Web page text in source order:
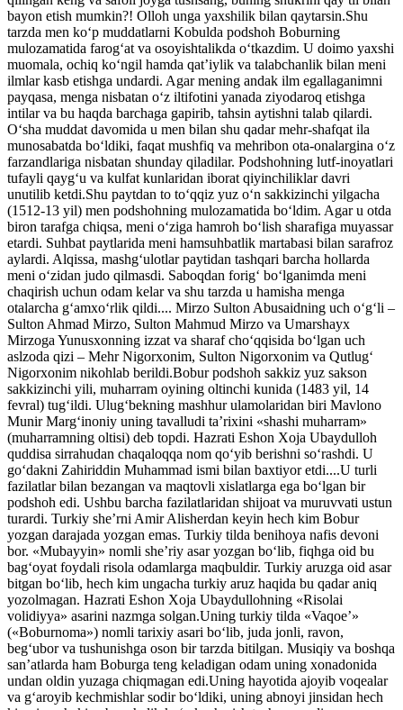
bayon etish mumkin?! Olloh unga yaxshilik bilan qaytarsin.Shu
tarzda men ko‘p muddatlarni Kobulda podshoh Boburning
mulozamatida farog‘at va osoyishtalikda o‘tkazdim. U doimo yaxshi
muomala, ochiq ko‘ngil hamda qat’iylik va talabchanlik bilan meni
ilmlar kasb etishga undardi. Agar mening andak ilm egallaganimni
payqasa, menga nisbatan o‘z iltifotini yanada ziyodaroq etishga
intilar va bu haqda barchaga gapirib, tahsin aytishni talab qilardi.
O‘sha muddat davomida u men bilan shu qadar mehr-shafqat ila
munosabatda bo‘ldiki, faqat mushfiq va mehribon ota-onalargina o‘z
farzandlariga nisbatan shunday qiladilar. Podshohning lutf-inoyatlari
tufayli qayg‘u va kulfat kunlaridan iborat qiyinchiliklar davri
unutilib ketdi.Shu paytdan to to‘qqiz yuz o‘n sakkizinchi yilgacha
(1512-13 yil) men podshohning mulozamatida bo‘ldim. Agar u otda
biron tarafga chiqsa, meni o‘ziga hamroh bo‘lish sharafiga muyassar
etardi. Suhbat paytlarida meni hamsuhbatlik martabasi bilan sarafroz
aylardi. Alqissa, mashg‘ulotlar paytidan tashqari barcha hollarda
meni o‘zidan judo qilmasdi. Saboqdan forig‘ bo‘lganimda meni
chaqirish uchun odam kelar va shu tarzda u hamisha menga
otalarcha g‘amxo‘rlik qildi.... Mirzo Sulton Abusaidning uch o‘g‘li –
Sulton Ahmad Mirzo, Sulton Mahmud Mirzo va Umarshayx
Mirzoga Yunusxonning izzat va sharaf cho‘qqisida bo‘lgan uch
aslzoda qizi – Mehr Nigorxonim, Sulton Nigorxonim va Qutlug‘
Nigorxonim nikohlab berildi.Bobur podshoh sakkiz yuz sakson
sakkizinchi yili, muharram oyining oltinchi kunida (1483 yil, 14
fevral) tug‘ildi. Ulug‘bekning mashhur ulamolaridan biri Mavlono
Munir Marg‘inoniy uning tavalludi ta’rixini «shashi muharram»
(muharramning oltisi) deb topdi. Hazrati Eshon Xoja Ubaydulloh
quddisa sirrahudan chaqaloqqa nom qo‘yib berishni so‘rashdi. U
go‘dakni Zahiriddin Muhammad ismi bilan baxtiyor etdi....U turli
fazilatlar bilan bezangan va maqtovli xislatlarga ega bo‘lgan bir
podshoh edi. Ushbu barcha fazilatlaridan shijoat va muruvvati ustun
turardi. Turkiy she’rni Amir Alisherdan keyin hech kim Bobur
yozgan darajada yozgan emas. Turkiy tilda benihoya nafis devoni
bor. «Mubayyin» nomli she’riy asar yozgan bo‘lib, fiqhga oid bu
bag‘oyat foydali risola odamlarga maqbuldir. Turkiy aruzga oid asar
bitgan bo‘lib, hech kim ungacha turkiy aruz haqida bu qadar aniq
yozolmagan. Hazrati Eshon Xoja Ubaydullohning «Risolai
volidiyya» asarini nazmga solgan.Uning turkiy tilda «Vaqoe’»
(«Boburnoma») nomli tarixiy asari bo‘lib, juda jonli, ravon,
beg‘ubor va tushunishga oson bir tarzda bitilgan. Musiqiy va boshqa
san’atlarda ham Boburga teng keladigan odam uning xonadonida
undan oldin yuzaga chiqmagan edi.Uning hayotida ajoyib voqealar
va g‘aroyib kechmishlar sodir bo‘ldiki, uning abnoyi jinsidan hech